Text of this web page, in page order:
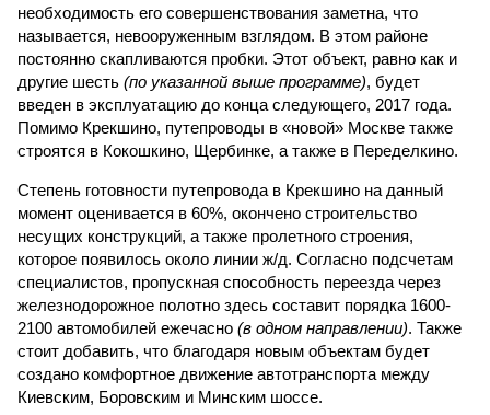
необходимость его совершенствования заметна, что
называется, невооруженным взглядом. В этом районе
постоянно скапливаются пробки. Этот объект, равно как и
другие шесть (по указанной выше программе), будет
введен в эксплуатацию до конца следующего, 2017 года.
Помимо Крекшино, путепроводы в «новой» Москве также
строятся в Кокошкино, Щербинке, а также в Переделкино.
Степень готовности путепровода в Крекшино на данный
момент оценивается в 60%, окончено строительство
несущих конструкций, а также пролетного строения,
которое появилось около линии ж/д. Согласно подсчетам
специалистов, пропускная способность переезда через
железнодорожное полотно здесь составит порядка 1600-
2100 автомобилей ежечасно (в одном направлении). Также
стоит добавить, что благодаря новым объектам будет
создано комфортное движение автотранспорта между
Киевским, Боровским и Минским шоссе.